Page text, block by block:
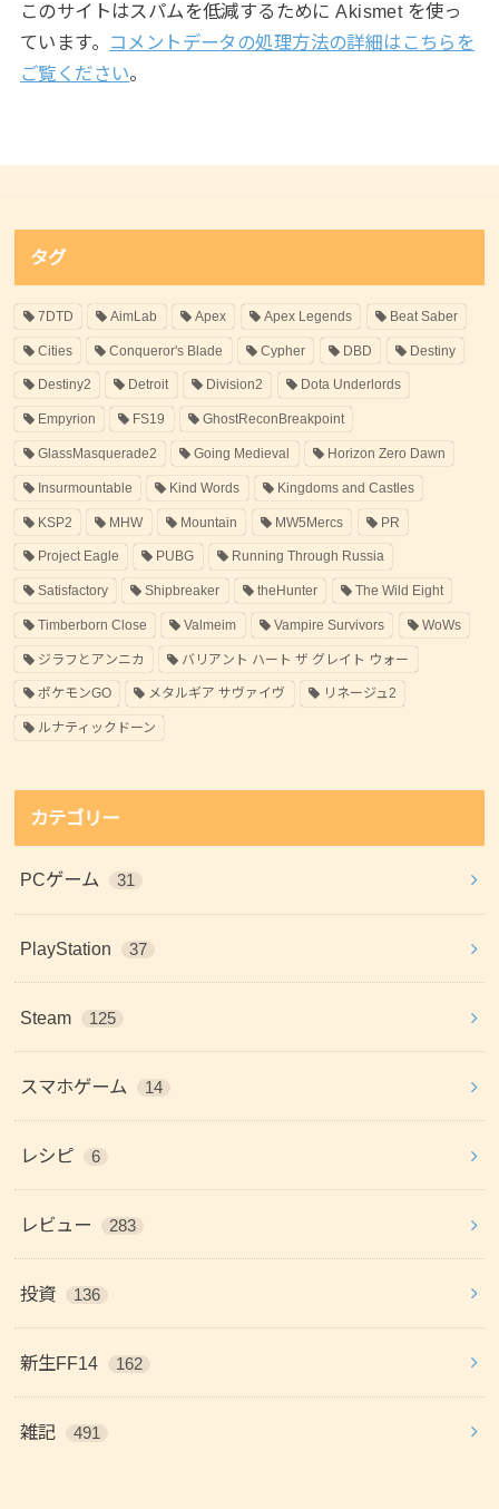
このサイトはスパムを低減するために Akismet を使っ
ています。
コメントデータの処理方法の詳細はこちらを
ご覧ください。
タグ
7DTD AimLab Apex Apex Legends Beat Saber
Cities Conqueror's Blade Cypher DBD Destiny
Destiny2 Detroit Division2 Dota Underlords
Empyrion FS19 GhostReconBreakpoint
GlassMasquerade2 Going Medieval Horizon Zero Dawn
Insurmountable Kind Words Kingdoms and Castles
KSP2 MHW Mountain MW5Mercs PR
Project Eagle PUBG Running Through Russia
Satisfactory Shipbreaker theHunter The Wild Eight
Timberborn Close Valmeim Vampire Survivors WoWs
ジラフとアンニカ バリアント ハート ザ グレイト ウォー
ポケモンGO メタルギア サヴァイヴ リネージュ2
ルナティックドーン
カテゴリー
PCゲーム 31
PlayStation 37
Steam 125
スマホゲーム 14
レシピ 6
レビュー 283
投資 136
新生FF14 162
雑記 491